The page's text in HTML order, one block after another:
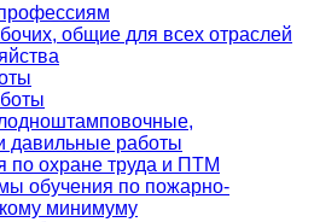
общие для всех отраслей
давильные работы
по охране труда и ПТМ
обучения по пожарно-
минимуму